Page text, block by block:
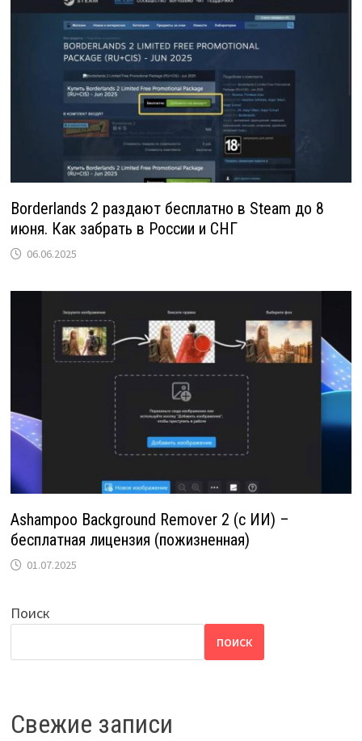
Borderlands 2 раздают бесплатно в Steam до 8
июня. Как забрать в России и СНГ
06.06.2025
Ashampoo Background Remover 2 (с ИИ) –
бесплатная лицензия (пожизненная)
01.07.2025
Поиск
ПОИСК
Свежие записи